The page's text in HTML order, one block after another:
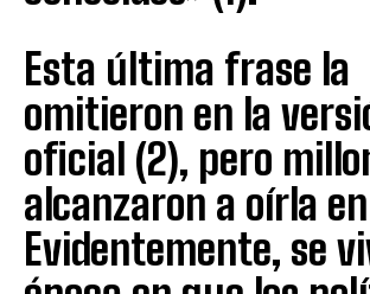
Esta última frase la
omitieron en la
oficial (2), pero
alcanzaron a oírla
Evidentemente, se